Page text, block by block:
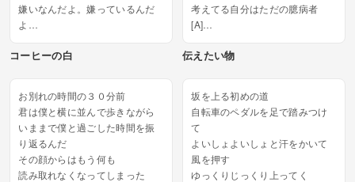
嫌いなんだよ。嫌っているんだ
よ
君は心の中を簡単に覗いていく...
コーヒーの白
考えてる自分はただの臆病者
[A]
った
書けなくて
右手は止まり夜空を見る...
伝えたい物
お別れの時間の３０分前
君は僕と横に並んで歩きながら
いままで僕と過ごした時間を振
り返るんだ
その顔からはもう何も
読み取れなくなってしまった
坂を上る初めの道
自転車のペダルを足で踏みつけ
て
よいしょよいしょと汗をかいて
風を押す
ゆっくりじっくり上ってく